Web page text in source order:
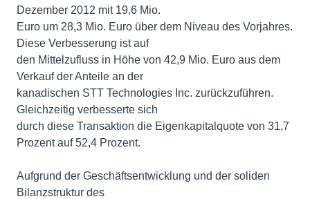
Dezember 2012 mit 19,6 Mio.
Euro um 28,3 Mio. Euro über dem Niveau des Vorjahres.
Diese Verbesserung ist auf
den Mittelzufluss in Höhe von 42,9 Mio. Euro aus dem
Verkauf der Anteile an der
kanadischen STT Technologies Inc. zurückzuführen.
Gleichzeitig verbesserte sich
durch diese Transaktion die Eigenkapitalquote von 31,7
Prozent auf 52,4 Prozent.
Aufgrund der Geschäftsentwicklung und der soliden
Bilanzstruktur des